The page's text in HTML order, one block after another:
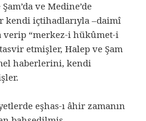
ve Medine’de
içtihadlarıyla –daimî
verip “merkez-i hükûmet-i
etmişler, Halep ve Şam
haberlerini, kendi
eşhas-ı âhir zamanın